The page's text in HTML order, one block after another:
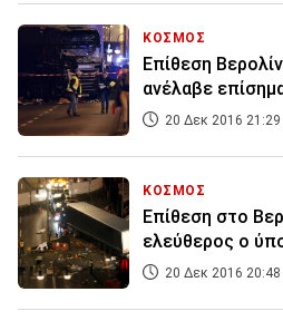
ΚΟΣΜΟΣ
Επίθεση
ανέλαβε
20 Δεκ 2016 21:29
ΚΟΣΜΟΣ
Επίθεση στο
ελεύθερος ο
20 Δεκ 2016 20:48